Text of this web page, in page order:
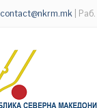
contact@nkrm.mk |